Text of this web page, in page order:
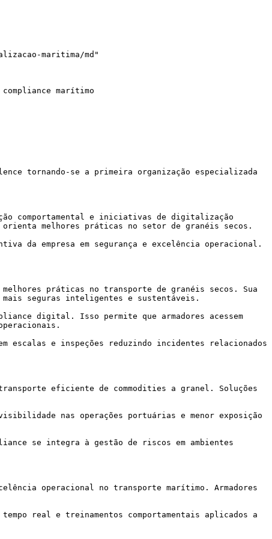
maritima/md"
marítimo
tornando-se a primeira organização especializada
comportamental e iniciativas de digitalização
orienta melhores práticas no setor de granéis secos.
da empresa em segurança e excelência operacional.
práticas no transporte de granéis secos. Sua
mais seguras inteligentes e sustentáveis.
digital. Isso permite que armadores acessem
escalas e inspeções reduzindo incidentes relacionados
transporte eficiente de commodities a granel. Soluções
nas operações portuárias e menor exposição
se integra à gestão de riscos em ambientes
operacional no transporte marítimo. Armadores
real e treinamentos comportamentais aplicados a